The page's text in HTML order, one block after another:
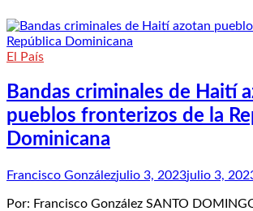
El País
Bandas criminales de Haití
pueblos fronterizos de la
Dominicana
Francisco Gonzálezjulio 3, 2023julio 3,
Por: Francisco González SANTO